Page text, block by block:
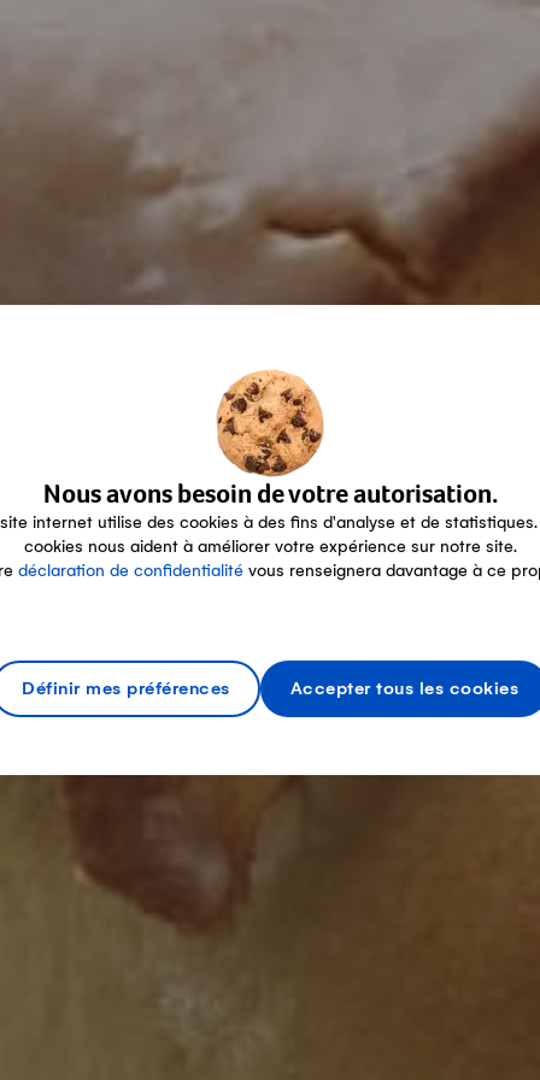
Nous avons besoin de votre autorisation.
internet utilise des cookies à des fins d'analyse et de statistiques.
cookies nous aident à améliorer votre expérience sur notre site.
déclaration de confidentialité vous renseignera davantage à ce
Définir mes préférences Accepter tous les cookies